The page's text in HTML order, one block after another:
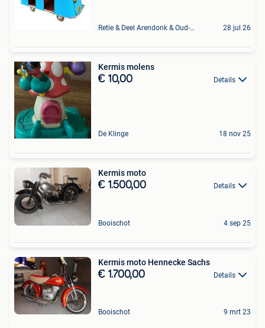
Retie & Deel Arendonk & Oud-Turnhout 28 jul 26
Kermis molens
€ 10,00 Details
De Klinge 18 nov 25
Kermis moto
€ 1.500,00 Details
Booischot 4 sep 25
Kermis moto Hennecke Sachs
€ 1.700,00 Details
Booischot 9 mrt 23